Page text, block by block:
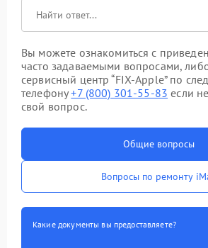
Вы можете ознакомиться с
часто задаваемыми вопросами,
сервисный центр “FIX-Apple” по
телефону+7 (800) 301-55-83 если
свой вопрос.
Общие вопросы
Вопросы по ремонту
Какие документы вы предоставляете?